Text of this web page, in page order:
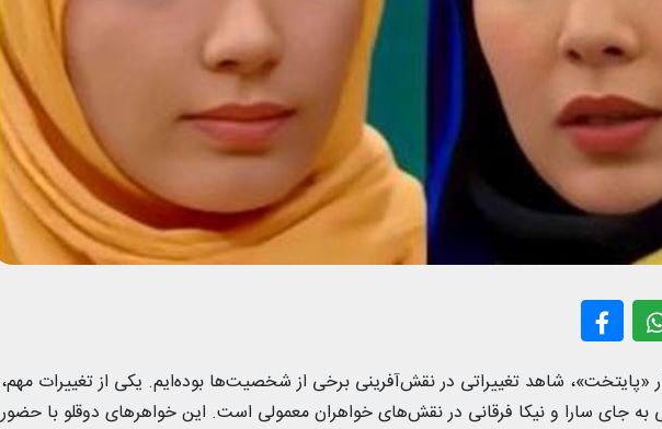
«پایتخت»، شاهد تغییراتی در نقش‌آفرینی برخی از شخصیت‌ها بوده‌ایم. یکی از تغییرات مهم،
به جای سارا و نیکا فرقانی در نقش‌های خواهران معمولی است. این خواهرهای دوقلو با حضور